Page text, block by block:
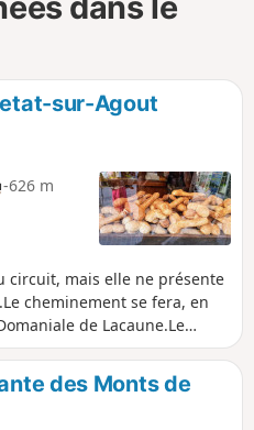
sur-Agout
-626 m
circuit, mais elle ne présente
cheminement se fera, en
de Lacaune.Le
de son chant
du chemin.Vous pourrez
sur ses abords, aux côtés
des Monts de